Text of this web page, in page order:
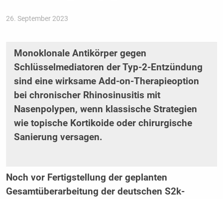
26. September 2023
Monoklonale Antikörper gegen
Schlüsselmediatoren der Typ-2-Entzündung
sind eine wirksame Add-on-Therapieoption
bei chronischer Rhinosinusitis mit
Nasenpolypen, wenn klassische Strategien
wie topische Kortikoide oder chirurgische
Sanierung versagen.
Noch vor Fertigstellung der geplanten
Gesamtüberarbeitung der deutschen S2k-